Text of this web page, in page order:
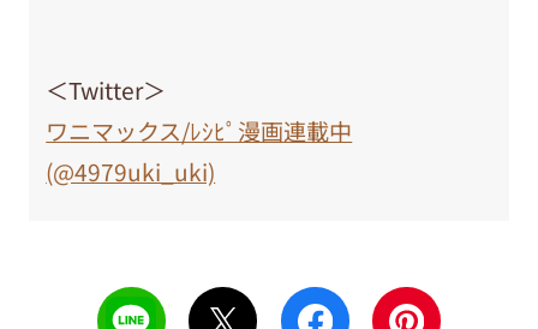
＜Twitter＞
ワニマックス/ﾚｼﾋﾟ漫画連載中
(@4979uki_uki)